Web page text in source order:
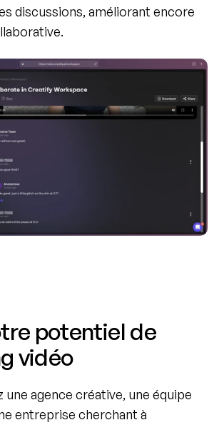
discussions, améliorant encore
potentiel de
vidéo
une agence créative, une équipe
entreprise cherchant à